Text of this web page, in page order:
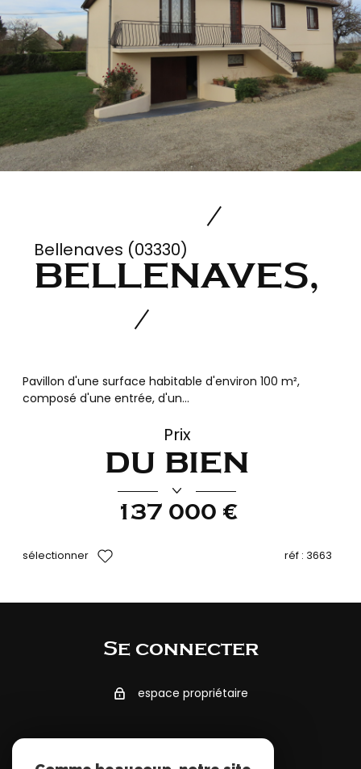
Bellenaves (03330)
BELLENAVES,
Pavillon d'une surface habitable d'environ 100 m²,
composé d'une entrée, d'un...
Prix
du bien
137 000 €
sélectionner réf : 3663
Se connecter
espace propriétaire
Adhérents